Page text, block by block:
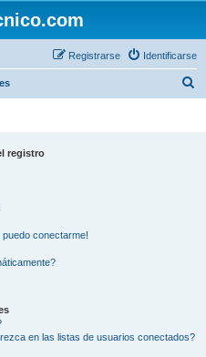
Identificarse
Registrarse
registro
conectarme!
en las listas de usuarios conectados?